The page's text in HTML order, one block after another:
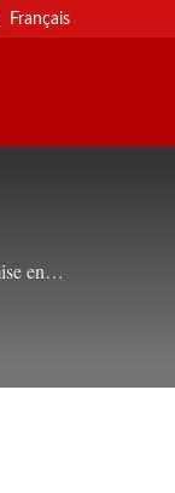
Français
en